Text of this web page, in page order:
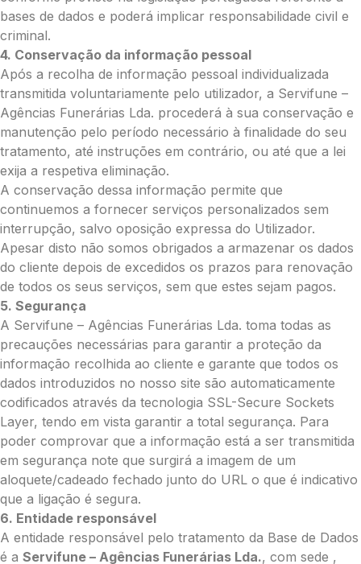
Contacto telefónico
O seu email*
Mensagem a constar no cartão
Pedidos/Informações adicionais
Total:
0.00
€
Enviar Flores
bases de dados e poderá implicar responsabilidade civil e
criminal.
4. Conservação da informação pessoal
Após a recolha de informação pessoal individualizada
transmitida voluntariamente pelo utilizador, a Servifune –
Agências Funerárias Lda. procederá à sua conservação e
manutenção pelo período necessário à finalidade do seu
tratamento, até instruções em contrário, ou até que a lei
exija a respetiva eliminação.
A conservação dessa informação permite que
continuemos a fornecer serviços personalizados sem
interrupção, salvo oposição expressa do Utilizador.
Apesar disto não somos obrigados a armazenar os dados
do cliente depois de excedidos os prazos para renovação
de todos os seus serviços, sem que estes sejam pagos.
5. Segurança
A Servifune – Agências Funerárias Lda. toma todas as
precauções necessárias para garantir a proteção da
informação recolhida ao cliente e garante que todos os
dados introduzidos no nosso site são automaticamente
codificados através da tecnologia SSL-Secure Sockets
Layer, tendo em vista garantir a total segurança. Para
poder comprovar que a informação está a ser transmitida
em segurança note que surgirá a imagem de um
aloquete/cadeado fechado junto do URL o que é indicativo
que a ligação é segura.
6. Entidade responsável
A entidade responsável pelo tratamento da Base de Dados
é a Servifune – Agências Funerárias Lda., com sede ,